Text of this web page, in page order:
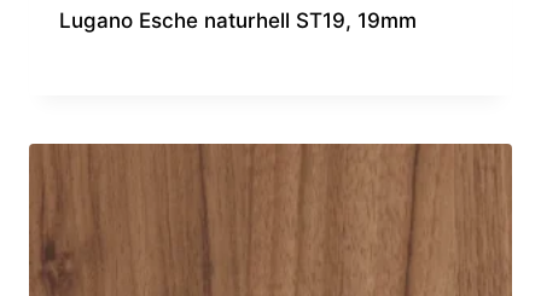
Lugano Esche naturhell ST19, 19mm